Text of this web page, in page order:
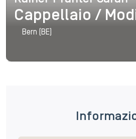
Cappellaio /
Bern (BE)